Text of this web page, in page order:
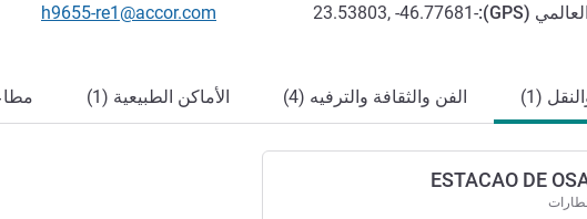
(
GPS
):
-23.53803, -46.77681
تواصل معنا عبر البريد
h9655-re1@accor.com
(1) الفن والثقافة والترفيه (4) الأماكن الطبيعية (1)
ESTACAO DE